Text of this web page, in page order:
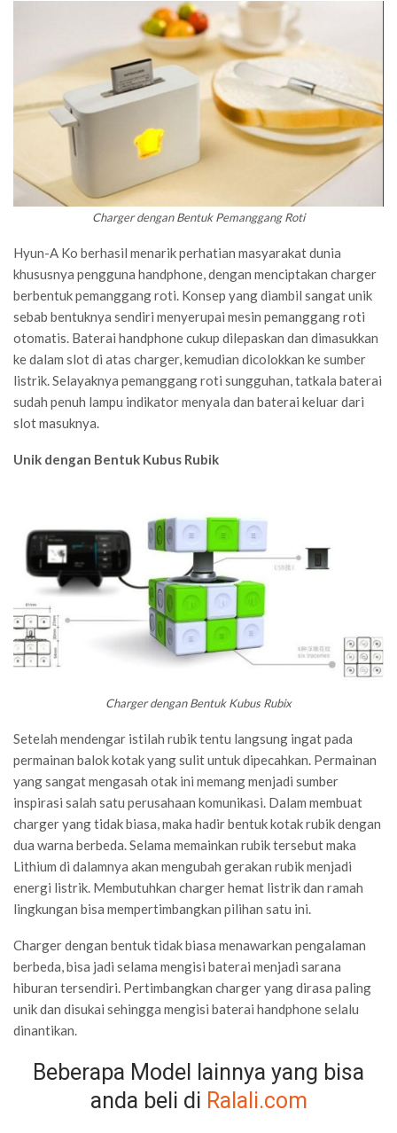
Charger dengan Bentuk Pemanggang Roti
Hyun-A Ko berhasil menarik perhatian masyarakat dunia
khususnya pengguna handphone, dengan menciptakan charger
berbentuk pemanggang roti. Konsep yang diambil sangat unik
sebab bentuknya sendiri menyerupai mesin pemanggang roti
otomatis. Baterai handphone cukup dilepaskan dan dimasukkan
ke dalam slot di atas charger, kemudian dicolokkan ke sumber
listrik. Selayaknya pemanggang roti sungguhan, tatkala baterai
sudah penuh lampu indikator menyala dan baterai keluar dari
slot masuknya.
Unik dengan Bentuk Kubus Rubik
Charger dengan Bentuk Kubus Rubix
Setelah mendengar istilah rubik tentu langsung ingat pada
permainan balok kotak yang sulit untuk dipecahkan. Permainan
yang sangat mengasah otak ini memang menjadi sumber
inspirasi salah satu perusahaan komunikasi. Dalam membuat
charger yang tidak biasa, maka hadir bentuk kotak rubik dengan
dua warna berbeda. Selama memainkan rubik tersebut maka
Lithium di dalamnya akan mengubah gerakan rubik menjadi
energi listrik. Membutuhkan charger hemat listrik dan ramah
lingkungan bisa mempertimbangkan pilihan satu ini.
Charger dengan bentuk tidak biasa menawarkan pengalaman
berbeda, bisa jadi selama mengisi baterai menjadi sarana
hiburan tersendiri. Pertimbangkan charger yang dirasa paling
unik dan disukai sehingga mengisi baterai handphone selalu
dinantikan.
Beberapa Model lainnya yang bisa
anda beli di Ralali.com